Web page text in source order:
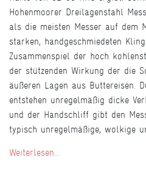
Hohenmoorer Dreilagenstahl
als die meisten Messer auf dem
starken, handgeschmiedeten
Zusammenspiel der hoch
der stützenden Wirkung der die
äußeren Lagen aus Buttereisen.
entstehen unregelmäßig dicke
und der Handschliff gibt den
typisch unregelmäßige, wolkige
Weiterlesen...